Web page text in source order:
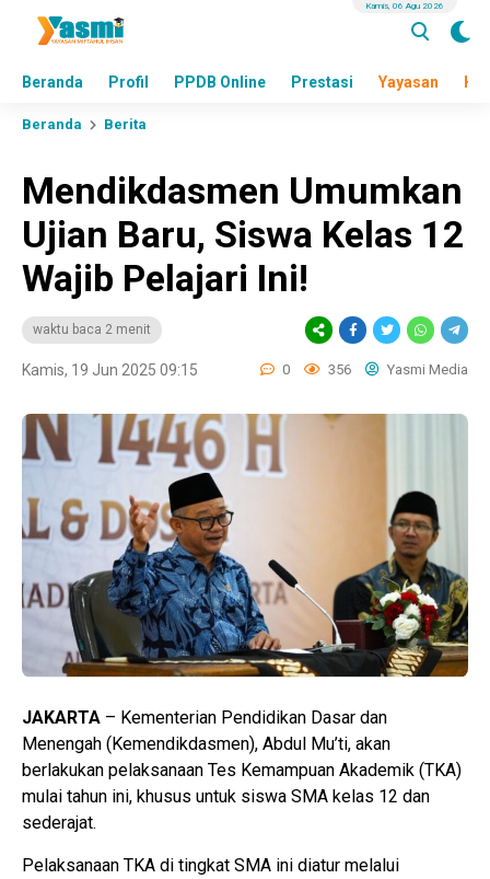
Beranda Profil PPDB Online Prestasi Yayasan
Kamis, 06 Agu 2026
Beranda Berita
Mendikdasmen Umumkan
Ujian Baru, Siswa Kelas 12
Wajib Pelajari Ini!
waktu baca 2 menit
Kamis, 19 Jun 2025 09:15 0 356 Yasmi Media
JAKARTA – Kementerian Pendidikan Dasar dan
Menengah (Kemendikdasmen), Abdul Mu’ti, akan
berlakukan pelaksanaan Tes Kemampuan Akademik (TKA)
mulai tahun ini, khusus untuk siswa SMA kelas 12 dan
sederajat.
Pelaksanaan TKA di tingkat SMA ini diatur melalui